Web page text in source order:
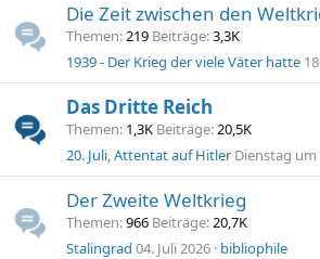
Die Zeit zwischen den
Themen 219 Beiträge 3,3K
1939 - Der Krieg der viele Väter hatte
Das Dritte Reich
Themen 1,3K Beiträge 20,5K
20. Juli, Attentat auf Hitler Dienstag um
Der Zweite Weltkrieg
Themen 966 Beiträge 20,7K
Stalingrad 04. Juli 2026 bibliophile